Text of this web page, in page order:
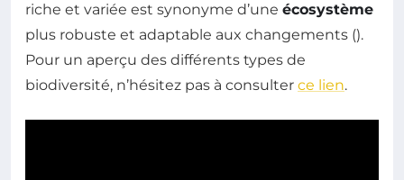
riche et variée est synonyme d’une écosystème
plus robuste et adaptable aux changements ().
Pour un aperçu des différents types de
biodiversité, n’hésitez pas à consulter ce lien.